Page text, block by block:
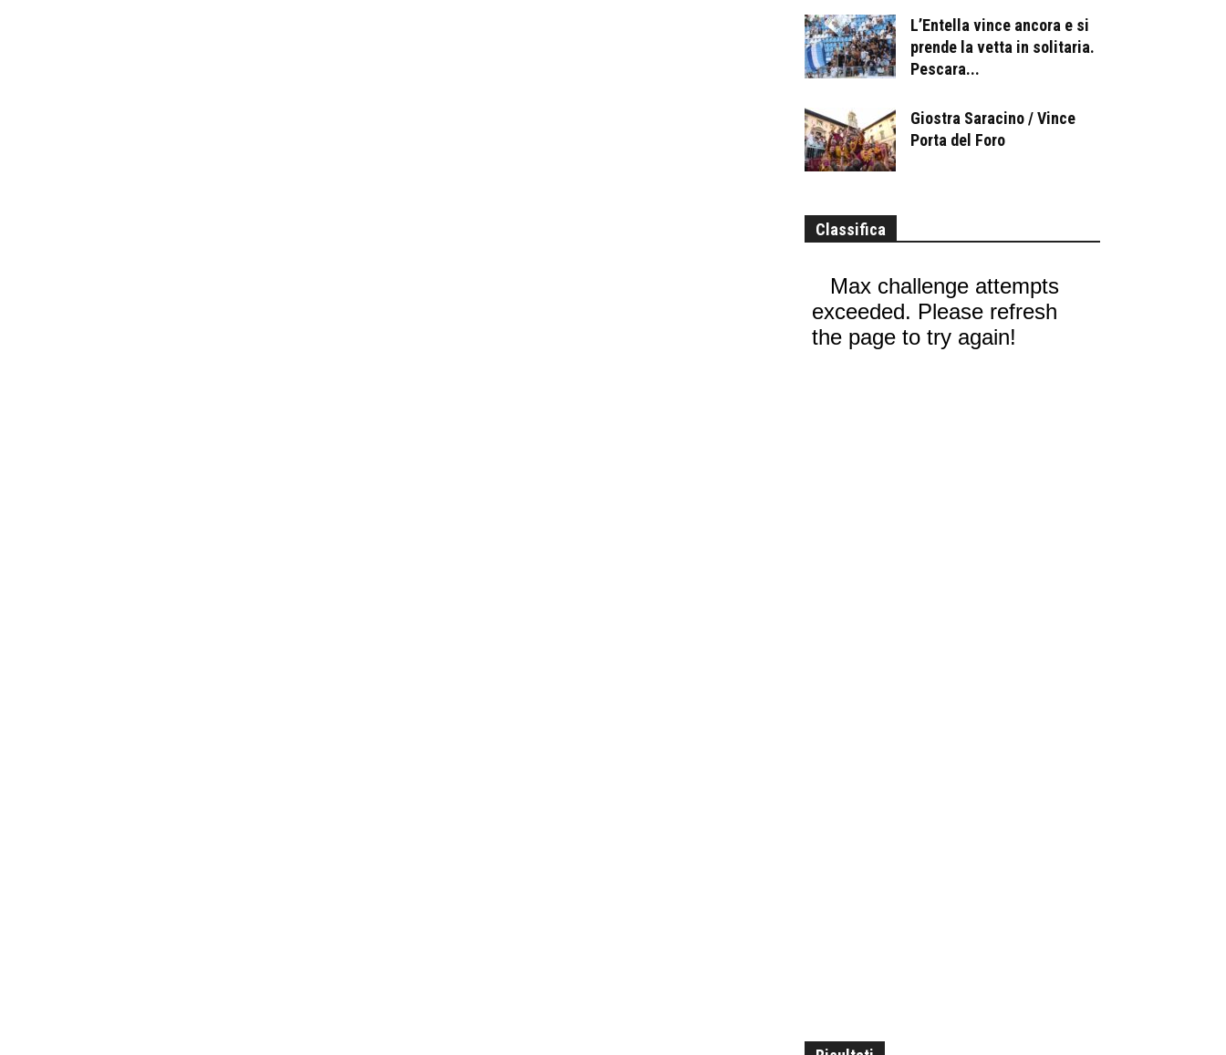
L’Entella vince ancora e si
prende la vetta in solitaria.
Pescara...
Giostra Saracino / Vince
Porta del Foro
Classifica